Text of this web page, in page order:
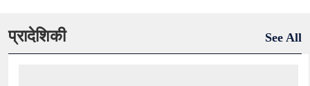
प्रादेशिकी See All